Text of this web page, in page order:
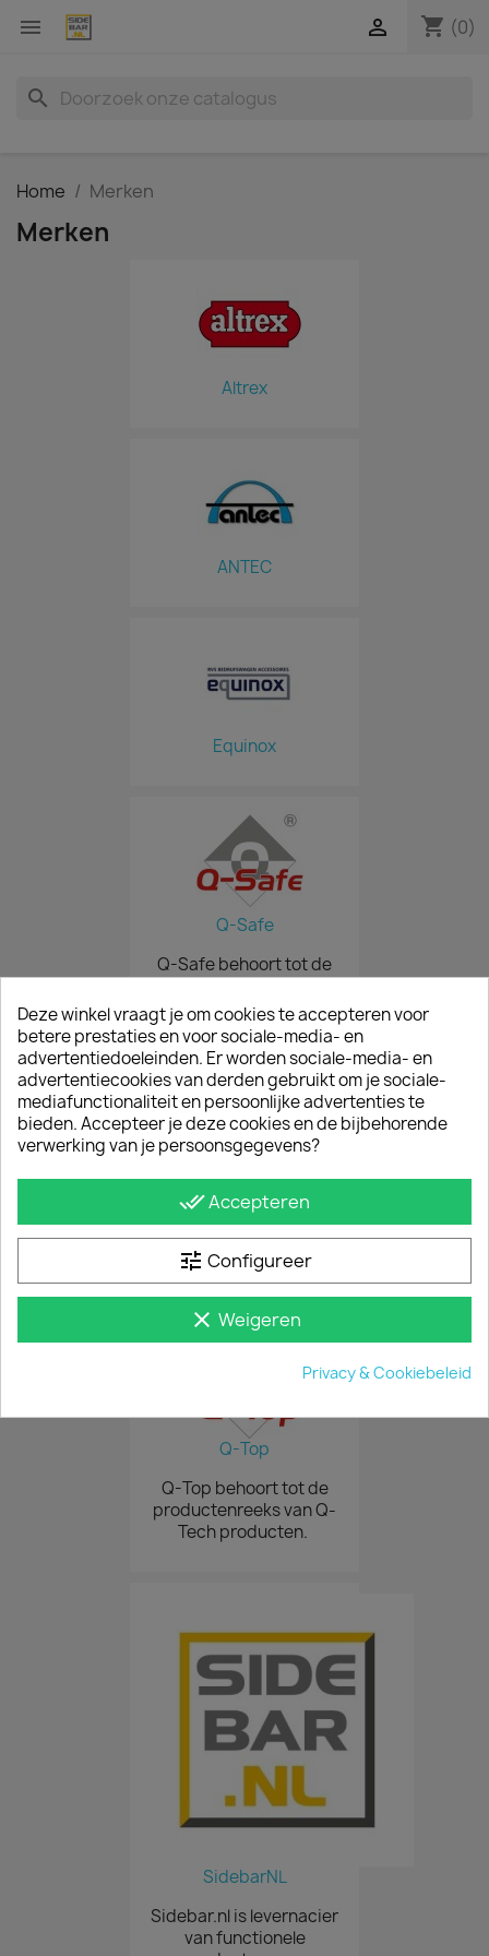
 shopping_cart (0)

search
Home Merken
Merken
Altrex
ANTEC
Equinox
Q-Safe
Q-Safe behoort tot de
Tech producten.
Q-Step behoort tot de
productenreeks van Q-
Tech producten.
Q-Top
Q-Top behoort tot de
productenreeks van Q-
Tech producten.
SidebarNL
Sidebar.nl is levernacier
van functionele
Deze winkel vraagt je om cookies te accepteren voor
betere prestaties en voor sociale-media- en
advertentiedoeleinden. Er worden sociale-media- en
advertentiecookies van derden gebruikt om je sociale-
mediafunctionaliteit en persoonlijke advertenties te
bieden. Accepteer je deze cookies en de bijbehorende
verwerking van je persoonsgegevens?
done_allAccepteren
tune Configureer
clear Weigeren
Privacy & Cookiebeleid